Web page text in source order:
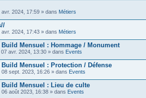
avr. 2024, 17:59 » dans Métiers
avr. 2024, 17:43 » dans Métiers
Build Mensuel : Hommage / Monument
07 avr. 2024, 13:30 » dans Events
Build Mensuel : Protection / Défense
08 sept. 2023, 16:26 » dans Events
Build Mensuel : Lieu de culte
06 août 2023, 16:38 » dans Events